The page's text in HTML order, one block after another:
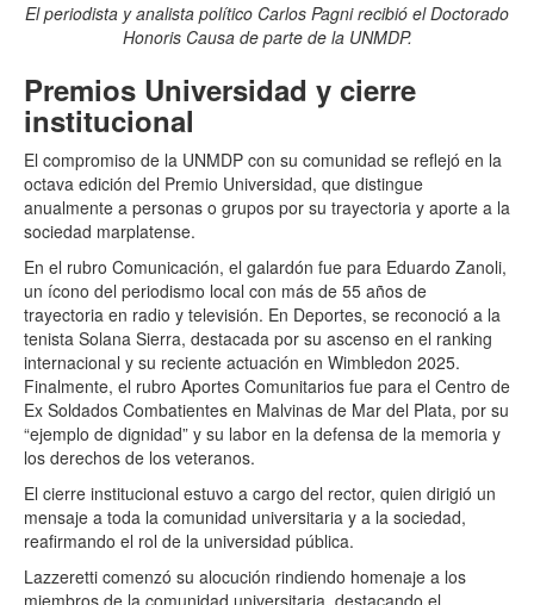
El periodista y analista político Carlos Pagni recibió el Doctorado
Honoris Causa de parte de la UNMDP.
Premios Universidad y cierre
institucional
El compromiso de la UNMDP con su comunidad se reflejó en la
octava edición del Premio Universidad, que distingue
anualmente a personas o grupos por su trayectoria y aporte a la
sociedad marplatense.
En el rubro Comunicación, el galardón fue para Eduardo Zanoli,
un ícono del periodismo local con más de 55 años de
trayectoria en radio y televisión. En Deportes, se reconoció a la
tenista Solana Sierra, destacada por su ascenso en el ranking
internacional y su reciente actuación en Wimbledon 2025.
Finalmente, el rubro Aportes Comunitarios fue para el Centro de
Ex Soldados Combatientes en Malvinas de Mar del Plata, por su
“ejemplo de dignidad” y su labor en la defensa de la memoria y
los derechos de los veteranos.
El cierre institucional estuvo a cargo del rector, quien dirigió un
mensaje a toda la comunidad universitaria y a la sociedad,
reafirmando el rol de la universidad pública.
Lazzeretti comenzó su alocución rindiendo homenaje a los